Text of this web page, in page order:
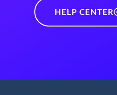
HELP CENTER